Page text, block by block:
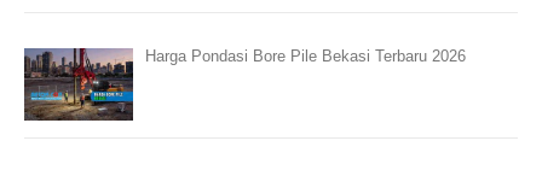
Harga Pondasi Bore Pile Bekasi Terbaru 2026